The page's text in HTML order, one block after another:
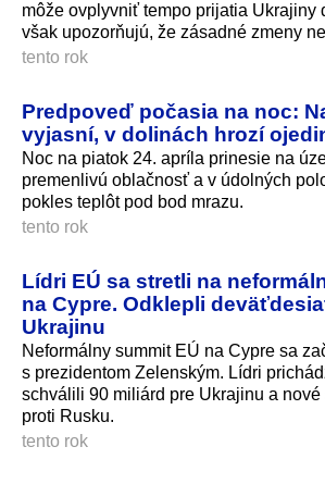
môže ovplyvniť tempo prijatia Ukrajiny
však upozorňujú, že zásadné zmeny
tento rok
Predpoveď počasia na noc:
vyjasní, v dolinách hrozí
Noc na piatok 24. apríla prinesie na
premenlivú oblačnosť a v údolných
pokles teplôt pod bod mrazu.
tento rok
Lídri EÚ sa stretli na
na Cypre. Odklepli
Ukrajinu
Neformálny summit EÚ na Cypre sa
s prezidentom Zelenským. Lídri
schválili 90 miliárd pre Ukrajinu a nové
proti Rusku.
tento rok